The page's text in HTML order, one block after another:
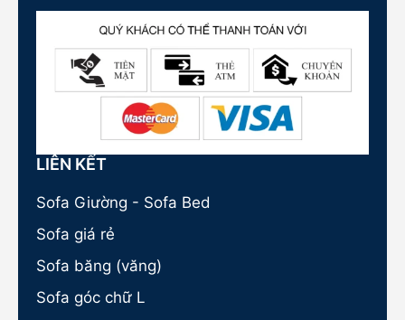
LIÊN KẾT
Sofa Giường - Sofa Bed
Sofa giá rẻ
Sofa băng (văng)
Sofa góc chữ L